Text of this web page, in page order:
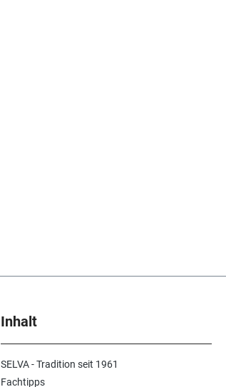
Inhalt
SELVA - Tradition seit 1961
Fachtipps